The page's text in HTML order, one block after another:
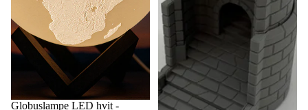
Globuslampe LED hvit -